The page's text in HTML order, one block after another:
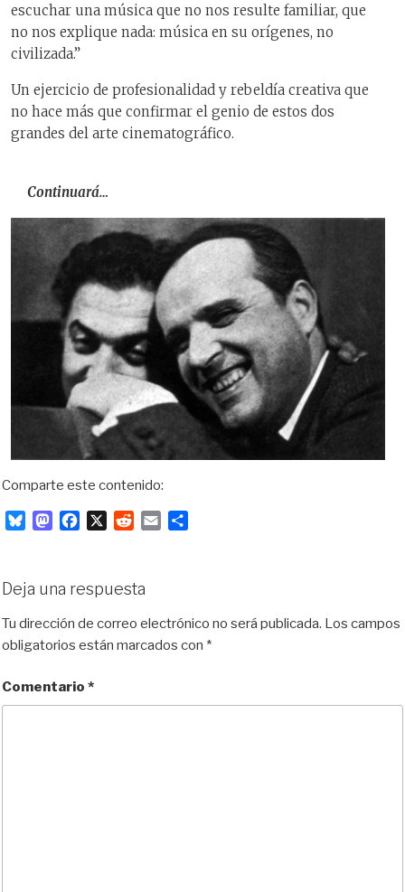
escuchar una música que no nos resulte familiar, que
no nos explique nada: música en su orígenes, no
civilizada.”
Un ejercicio de profesionalidad y rebeldía creativa que
no hace más que confirmar el genio de estos dos
grandes del arte cinematográfico.
Continuará…
Comparte este contenido:
s
k
y
M
o
d
o
b
o
o
X
d
i
t
r
t
Deja una respuesta
Tu dirección de correo electrónico no será publicada. Los campos
obligatorios están marcados con *
Comentario *